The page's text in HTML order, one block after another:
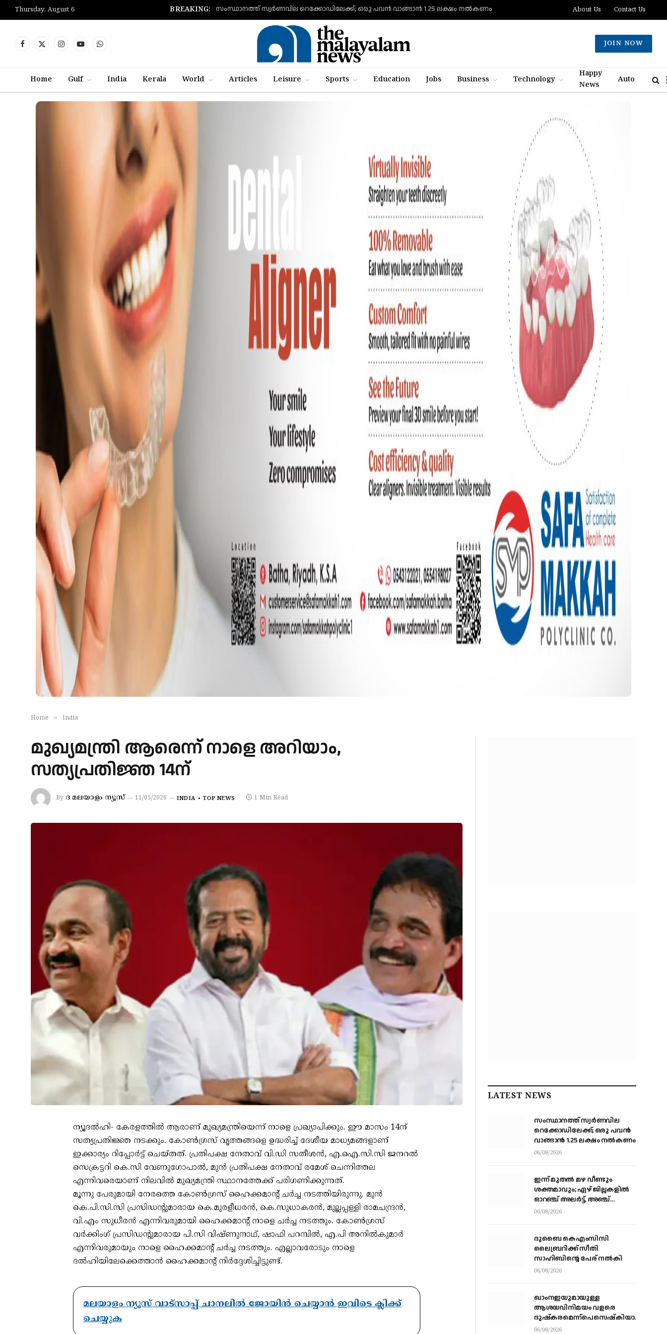
Thursday, August 6 BREAKING: സംസ്ഥാനത്ത് സ്വര്‍ണവില റെക്കോഡിലേക്ക്; ഒരു പവന്‍ വാങ്ങാന്‍ 1.25 ലക്ഷം നല്‍കണം About Us Contact Us
Facebook
X
InstagramYouTubeWhatsApp
JOIN NOW
Home Gulf India Kerala World Articles Leisure Sports Education Jobs Business Technology
Happy
News
Auto
Home » India
മുഖ്യമന്ത്രി ആരെന്ന് നാളെ അറിയാം,
സത്യപ്രതിജ്ഞ 14ന്
By ദ മലയാളം ന്യൂസ് 11/05/2026 INDIA TOP NEWS 1 Min Read
ന്യൂദൽഹി- കേരളത്തിൽ ആരാണ് മുഖ്യമന്ത്രിയെന്ന് നാളെ പ്രഖ്യാപിക്കും. ഈ മാസം 14ന്
സത്യപ്രതിജ്ഞ നടക്കും. കോൺഗ്രസ് വൃത്തങ്ങളെ ഉദ്ധരിച്ച് ദേശീയ മാധ്യമങ്ങളാണ്
ഇക്കാര്യം റിപ്പോർട്ട് ചെയ്തത്. പ്രതിപക്ഷ നേതാവ് വി.ഡി സതീശൻ, എ.ഐ.സി.സി ജനറൽ
സെക്രട്ടറി കെ.സി വേണുഗോപാൽ, മുൻ പ്രതിപക്ഷ നേതാവ് രമേശ് ചെന്നിത്തല
എന്നിവരെയാണ് നിലവിൽ മുഖ്യമന്ത്രി സ്ഥാനത്തേക്ക് പരിഗണിക്കുന്നത്.
മൂന്നു പേരുമായി നേരത്തെ കോൺഗ്രസ് ഹൈക്കമാന്റ് ചർച്ച നടത്തിയിരുന്നു. മുൻ
കെ.പി.സി.സി പ്രസിഡന്റുമാരായ കെ.മുരളീധരൻ, കെ.സുധാകരൻ, മുല്ലപ്പള്ളി രാമചന്ദ്രൻ,
വി.എം സുധീരൻ എന്നിവരുമായി ഹൈക്കമാന്റ് നാളെ ചർച്ച നടത്തും. കോൺഗ്രസ്
വർക്കിംഗ് പ്രസിഡന്റുമാരായ പി.സി വിഷ്ണുനാഥ്, ഷാഫി പറമ്പിൽ, എ.പി അനിൽകുമാർ
എന്നിവരുമായും നാളെ ഹൈക്കമാന്റ് ചർച്ച നടത്തും. എല്ലാവരോടും നാളെ
ദൽഹിയിലേക്കെത്താൻ ഹൈക്കമാന്റ് നിർദ്ദേശിച്ചിട്ടുണ്ട്.
മലയാളം ന്യൂസ് വാട്സാപ്പ് ചാനലിൽ ജോയിൻ ചെയ്യാൻ ഇവിടെ ക്ലിക്ക്
ചെയ്യുക
LATEST NEWS
സംസ്ഥാനത്ത് സ്വര്‍ണവില
റെക്കോഡിലേക്ക്; ഒരു പവന്‍
വാങ്ങാന്‍ 1.25 ലക്ഷം നല്‍കണം
06/08/2026
ഇന്ന് മുതല്‍ മഴ വീണ്ടും
ശക്തമാവും; ഏഴ് ജില്ലകളില്‍
ഓറഞ്ച് അലര്‍ട്ട്, അഞ്ച്
താലൂക്കുകളില്‍ അവധി
06/08/2026
ദുബൈ കെഎംസിസി
ലൈബ്രറിക്ക് സീതി
സാഹിബിന്റെ പേര് നല്‍കി
06/08/2026
ഖാംനഇയുമായുള്ള
ആശയവിനിമയം വളരെ
ദുഷ്‌കരമെന്ന്പെസെഷ്‌കിയാന്‍,
രാജിവെക്കില്ലെന്നും പ്രസിഡന്റ്
06/08/2026